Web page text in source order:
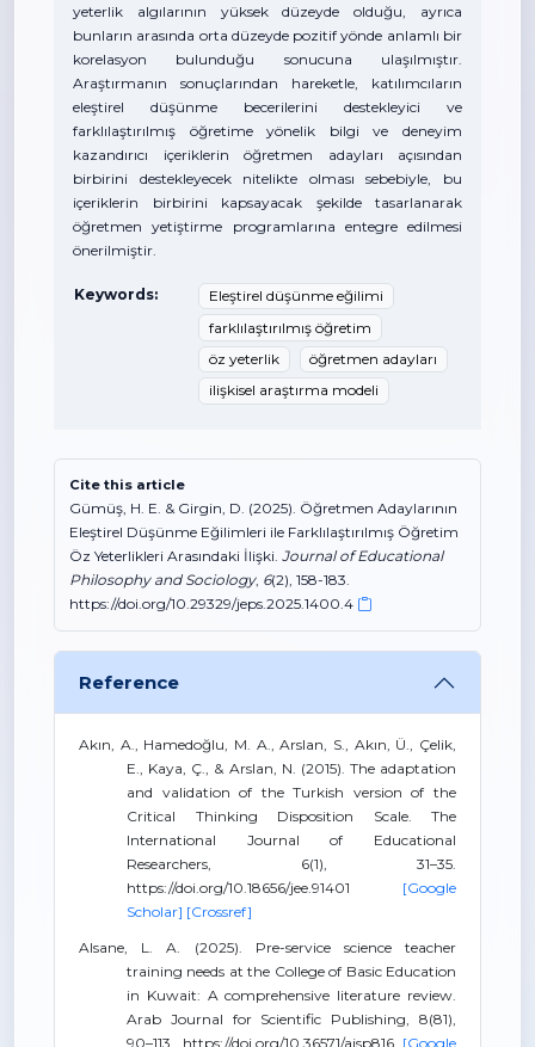
yeterlik algılarının yüksek düzeyde olduğu, ayrıca
bunların arasında orta düzeyde pozitif yönde anlamlı bir
korelasyon bulunduğu sonucuna ulaşılmıştır.
Araştırmanın sonuçlarından hareketle, katılımcıların
eleştirel düşünme becerilerini destekleyici ve
farklılaştırılmış öğretime yönelik bilgi ve deneyim
kazandırıcı içeriklerin öğretmen adayları açısından
birbirini destekleyecek nitelikte olması sebebiyle, bu
içeriklerin birbirini kapsayacak şekilde tasarlanarak
öğretmen yetiştirme programlarına entegre edilmesi
önerilmiştir.
Keywords:
Eleştirel düşünme eğilimi
farklılaştırılmış öğretim
öz yeterlik
öğretmen adayları
ilişkisel araştırma modeli
Cite this article
Gümüş, H. E. & Girgin, D. (2025). Öğretmen Adaylarının
Eleştirel Düşünme Eğilimleri ile Farklılaştırılmış Öğretim
Öz Yeterlikleri Arasındaki İlişki. Journal of Educational
Philosophy and Sociology, 6(2), 158-183.
https://doi.org/10.29329/jeps.2025.1400.4
Reference
Akın, A., Hamedoğlu, M. A., Arslan, S., Akın, Ü., Çelik,
E., Kaya, Ç., & Arslan, N. (2015). The adaptation
and validation of the Turkish version of the
Critical Thinking Disposition Scale. The
International Journal of Educational
Researchers, 6(1), 31–35.
https://doi.org/10.18656/jee.91401 [Google
Scholar] [Crossref]
Alsane, L. A. (2025). Pre-service science teacher
training needs at the College of Basic Education
in Kuwait: A comprehensive literature review.
Arab Journal for Scientific Publishing, 8(81),
90–113. https://doi.org/10.36571/ajsp816 [Google